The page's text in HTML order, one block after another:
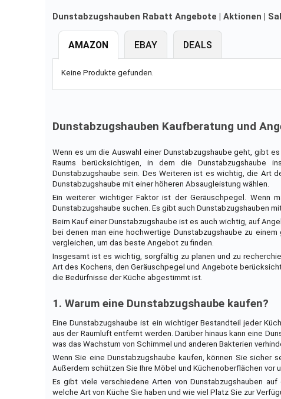
Dunstabzugshauben Rabatt Angebote | Aktionen |
AMAZON
Keine Produkte gefunden.
EBAY DEALS
Dunstabzugshauben Kaufberatung und
Wenn es um die Auswahl einer Dunstabzugshaube geht, gibt
Raums berücksichtigen, in dem die
Dunstabzugshaube sein. Des Weiteren ist es wichtig, die Art
Dunstabzugshaube mit einer höheren Absaugleistung wählen.
Ein weiterer wichtiger Faktor ist der Geräuschpegel. Wenn
Dunstabzugshaube suchen. Es gibt auch Dunstabzugshauben
Beim Kauf einer Dunstabzugshaube ist es auch wichtig, auf
bei denen man eine hochwertige Dunstabzugshaube zu
vergleichen, um das beste Angebot zu finden.
Insgesamt ist es wichtig, sorgfältig zu planen und zu
Art des Kochens, den Geräuschpegel und Angebote
die Bedürfnisse der Küche abgestimmt ist.
1. Warum eine Dunstabzugshaube kaufen?
Eine Dunstabzugshaube ist ein wichtiger Bestandteil jeder
aus der Raumluft entfernt werden. Darüber hinaus kann eine
was das Wachstum von Schimmel und anderen Bakterien
Wenn Sie eine Dunstabzugshaube kaufen, können Sie sicher
Außerdem schützen Sie Ihre Möbel und Küchenoberflächen vor
Es gibt viele verschiedene Arten von Dunstabzugshauben
welche Art von Küche Sie haben und wie viel Platz Sie zur